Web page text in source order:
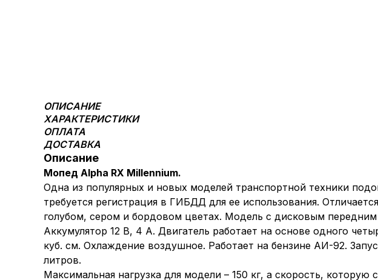
ОПИСАНИЕ
ХАРАКТЕРИСТИКИ
ОПЛАТА
ДОСТАВКА
Описание
Мопед Alpha RX Millennium.
Одна из популярных и новых моделей транспортной техники
требуется регистрация в ГИБДД для ее использования.
голубом, сером и бордовом цветах. Модель с дисковым
Аккумулятор 12 В, 4 А. Двигатель работает на основе одного
куб. см. Охлаждение воздушное. Работает на бензине АИ-92.
литров.
Максимальная нагрузка для модели – 150 кг, а скорость,